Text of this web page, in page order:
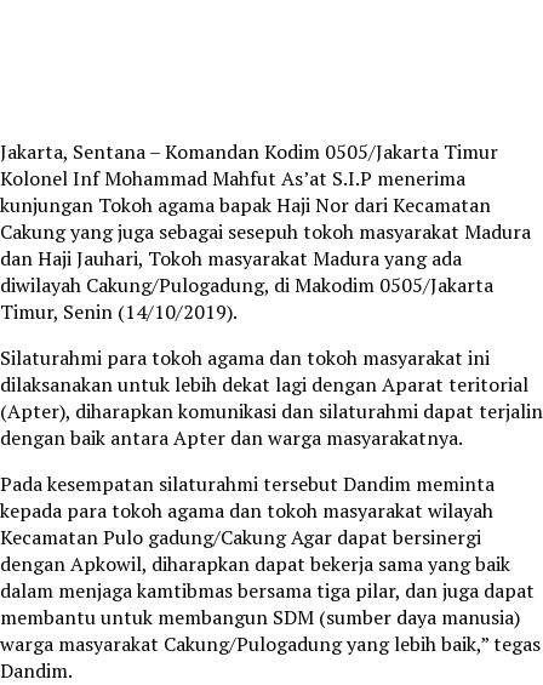
Jakarta, Sentana – Komandan Kodim 0505/Jakarta Timur
Kolonel Inf Mohammad Mahfut As’at S.I.P menerima
kunjungan Tokoh agama bapak Haji Nor dari Kecamatan
Cakung yang juga sebagai sesepuh tokoh masyarakat Madura
dan Haji Jauhari, Tokoh masyarakat Madura yang ada
diwilayah Cakung/Pulogadung, di Makodim 0505/Jakarta
Timur, Senin (14/10/2019).
Silaturahmi para tokoh agama dan tokoh masyarakat ini
dilaksanakan untuk lebih dekat lagi dengan Aparat teritorial
(Apter), diharapkan komunikasi dan silaturahmi dapat terjalin
dengan baik antara Apter dan warga masyarakatnya.
Pada kesempatan silaturahmi tersebut Dandim meminta
kepada para tokoh agama dan tokoh masyarakat wilayah
Kecamatan Pulo gadung/Cakung Agar dapat bersinergi
dengan Apkowil, diharapkan dapat bekerja sama yang baik
dalam menjaga kamtibmas bersama tiga pilar, dan juga dapat
membantu untuk membangun SDM (sumber daya manusia)
warga masyarakat Cakung/Pulogadung yang lebih baik,” tegas
Dandim.